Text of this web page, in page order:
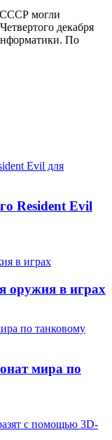
СССР могли
декабря
По
Resident Evil
оружия в играх
мира по